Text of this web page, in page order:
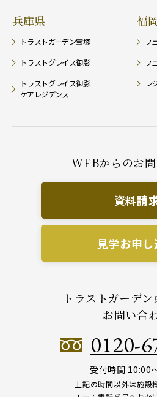
兵庫県
トラストガーデン宝塚
トラストグレイス御影
トラストグレイス御影
ケアレジデンス
福
フ
フ
レ
トラストガーデ
お問い合
0120-
受付時間 10:00
上記の時間以外は施設
WEBからのお
資料請
見学お申